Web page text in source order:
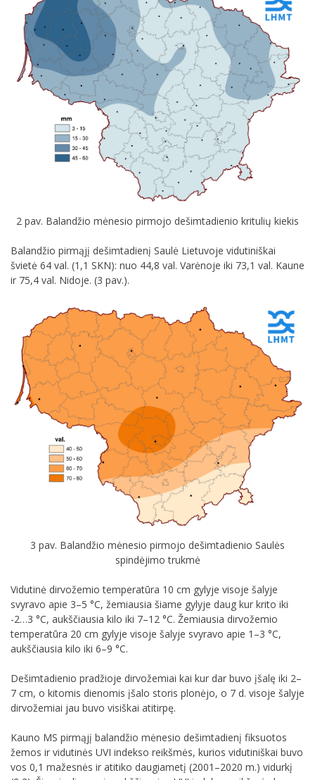
2 pav. Balandžio mėnesio pirmojo dešimtadienio kritulių kiekis
Balandžio pirmąjį dešimtadienį Saulė Lietuvoje vidutiniškai
švietė 64 val. (1,1 SKN): nuo 44,8 val. Varėnoje iki 73,1 val. Kaune
ir 75,4 val. Nidoje. (3 pav.).
3 pav. Balandžio mėnesio pirmojo dešimtadienio Saulės
spindėjimo trukmė
Vidutinė dirvožemio temperatūra 10 cm gylyje visoje šalyje
svyravo apie 3–5 °C, žemiausia šiame gylyje daug kur krito iki
-2…3 °C, aukščiausia kilo iki 7–12 °C. Žemiausia dirvožemio
temperatūra 20 cm gylyje visoje šalyje svyravo apie 1–3 °C,
aukščiausia kilo iki 6–9 °C.
Dešimtadienio pradžioje dirvožemiai kai kur dar buvo įšalę iki 2–
7 cm, o kitomis dienomis įšalo storis plonėjo, o 7 d. visoje šalyje
dirvožemiai jau buvo visiškai atitirpę.
Kauno MS pirmąjį balandžio mėnesio dešimtadienį fiksuotos
žemos ir vidutinės UVI indekso reikšmės, kurios vidutiniškai buvo
vos 0,1 mažesnės ir atitiko daugiametį (2001–2020 m.) vidurkį